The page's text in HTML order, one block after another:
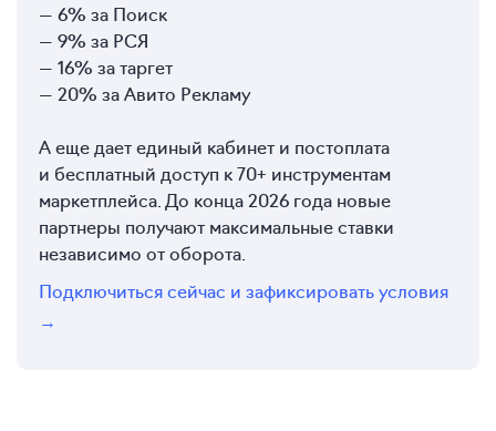
— 6% за Поиск
— 9% за РСЯ
— 16% за таргет
— 20% за Авито Рекламу
А еще дает единый кабинет и постоплата
и бесплатный доступ к 70+ инструментам
маркетплейса. До конца 2026 года новые
партнеры получают максимальные ставки
независимо от оборота.
Подключиться сейчас и зафиксировать условия
→